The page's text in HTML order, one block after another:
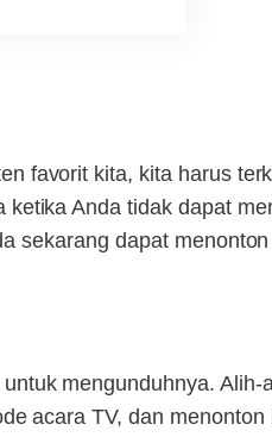
favorit kita, kita harus
Anda tidak dapat
sekarang dapat
mengunduhnya. Alih-
acara TV, dan menonton